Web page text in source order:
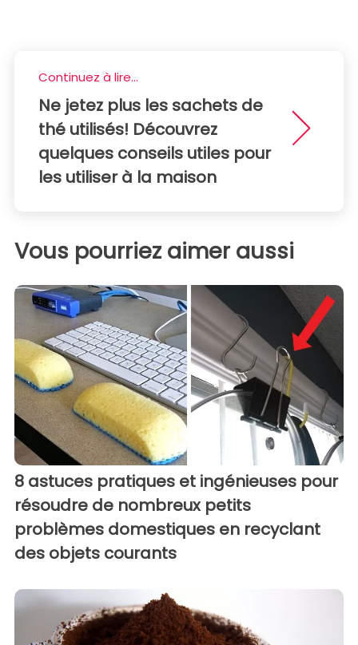
Continuez à lire...
Ne jetez plus les sachets de
thé utilisés! Découvrez
quelques conseils utiles pour
les utiliser à la maison
Vous pourriez aimer aussi
8 astuces pratiques et ingénieuses pour
résoudre de nombreux petits
problèmes domestiques en recyclant
des objets courants